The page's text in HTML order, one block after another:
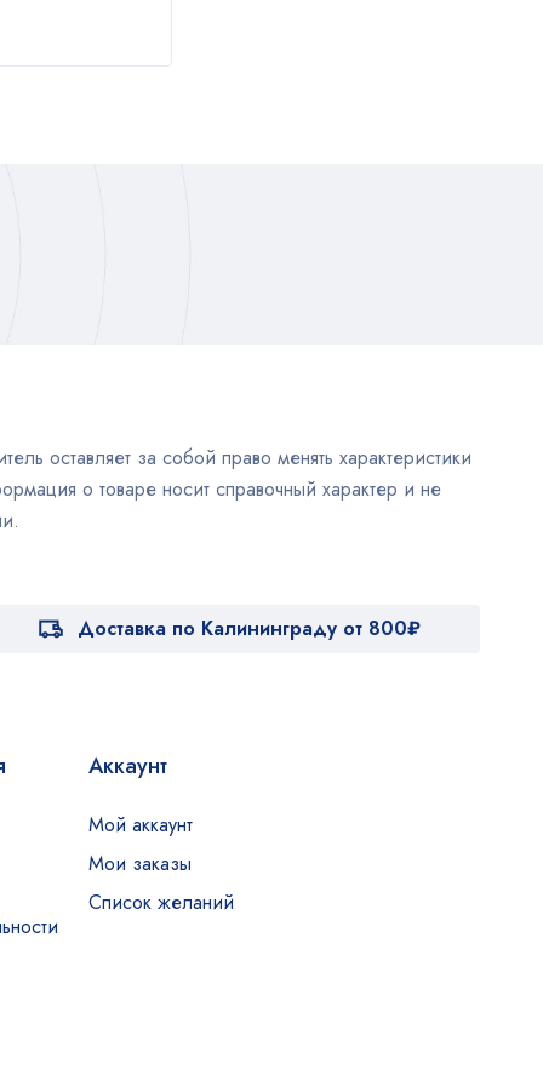
оставляет за собой право менять характеристики
о товаре носит справочный характер и не
Доставка по Калининграду от 800₽
Аккаунт
Мой аккаунт
Мои заказы
Список желаний